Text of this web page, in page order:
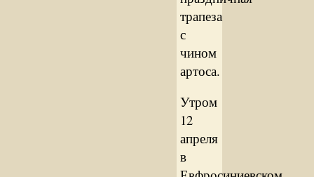
трапеза
с
чином
артоса.
Утром
12
апреля
в